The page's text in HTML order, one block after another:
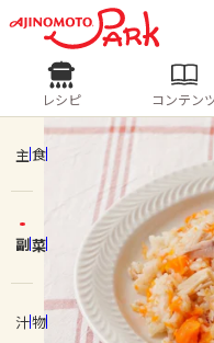
ログインす
ログイン
ホーム
コンテンツ
レシピ
人気の食材・レシピ
きゅうり なす
ピーマン
みょ
レシピ コンテン
主食
副菜
汁物